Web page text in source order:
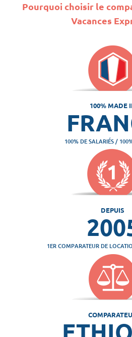
Pourquoi choisir le
Vacances
100% MADE
100% DE SALARIÉS /
DEPUIS
1ER COMPARATEUR DE